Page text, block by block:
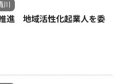
進 地域活性化起業人を委